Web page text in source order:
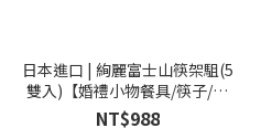
日本進口 | 絢麗富士山筷架駔(5
雙入)【婚禮小物餐具/筷子/送
禮小物】
NT$988